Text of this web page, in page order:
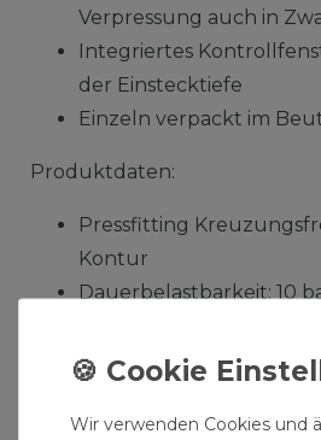
Verpressung auch in
Integriertes
der Einstecktiefe
Einzeln verpackt im
Produktdaten:
Pressfitting
Kontur
Dauerbelastbarkeit: 10
Presshülse aus Edelstahl
Material:
Wir verwenden Cookies und